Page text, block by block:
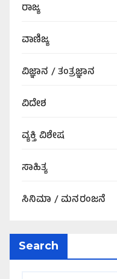
ರಾಜ್ಯ
ವಾಣಿಜ್ಯ
ವಿಜ್ಞಾನ / ತಂತ್ರಜ್ಞಾನ
ವಿದೇಶ
ವ್ಯಕ್ತಿ ವಿಶೇಷ
ಸಾಹಿತ್ಯ
ಸಿನಿಮಾ / ಮನರಂಜನೆ
Search